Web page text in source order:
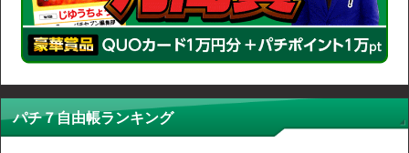
パチ７自由帳ランキング